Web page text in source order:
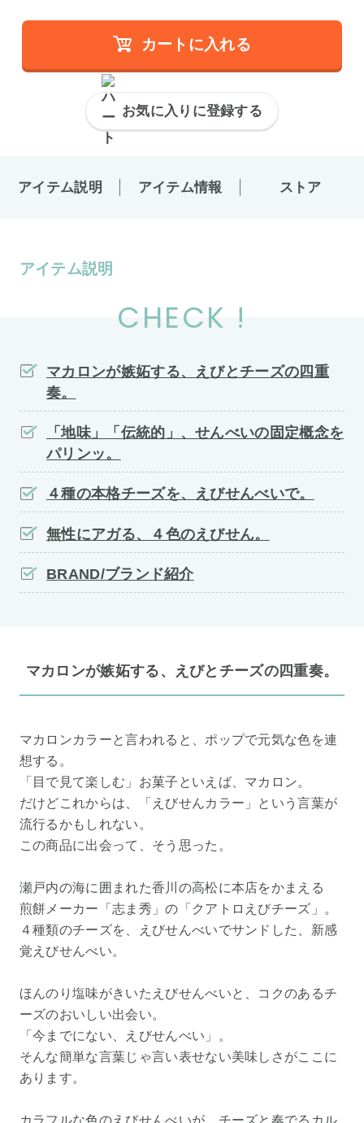
カートに入れる
お気に入りに登録する
アイテム説明 アイテム情報 ストア
アイテム説明
CHECK !
マカロンが嫉妬する、えびとチーズの四重
奏。
「地味」「伝統的」、せんべいの固定概念を
パリンッ。
４種の本格チーズを、えびせんべいで。
無性にアガる、４色のえびせん。
BRAND/ブランド紹介
マカロンが嫉妬する、えびとチーズの四重奏。
マカロンカラーと言われると、ポップで元気な色を連
想する。
「目で見て楽しむ」お菓子といえば、マカロン。
だけどこれからは、「えびせんカラー」という言葉が
流行るかもしれない。
この商品に出会って、そう思った。
瀬戸内の海に囲まれた香川の高松に本店をかまえる
煎餅メーカー「志ま秀」の「クアトロえびチーズ」。
４種類のチーズを、えびせんべいでサンドした、新感
覚えびせんべい。
ほんのり塩味がきいたえびせんべいと、コクのあるチ
ーズのおいしい出会い。
「今までにない、えびせんべい」。
そんな簡単な言葉じゃ言い表せない美味しさがここに
あります。